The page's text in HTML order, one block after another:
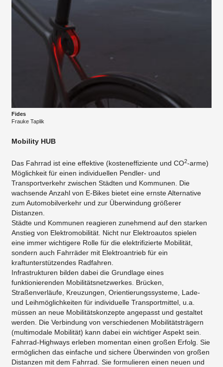
Fides
Frauke Taplik
Mobility HUB
Das Fahrrad ist eine effektive (kosteneffiziente und CO2-arme)
Möglichkeit für einen individuellen Pendler- und
Transportverkehr zwischen Städten und Kommunen. Die
wachsende Anzahl von E-Bikes bietet eine ernste Alternative
zum Automobilverkehr und zur Überwindung größerer
Distanzen.
Städte und Kommunen reagieren zunehmend auf den starken
Anstieg von Elektromobilität. Nicht nur Elektroautos spielen
eine immer wichtigere Rolle für die elektrifizierte Mobilität,
sondern auch Fahrräder mit Elektroantrieb für ein
kraftunterstützendes Radfahren.
Infrastrukturen bilden dabei die Grundlage eines
funktionierenden Mobilitätsnetzwerkes. Brücken,
Straßenverläufe, Kreuzungen, Orientierungssysteme, Lade-
und Leihmöglichkeiten für individuelle Transportmittel, u.a.
müssen an neue Mobilitätskonzepte angepasst und gestaltet
werden. Die Verbindung von verschiedenen Mobilitätsträgern
(multimodale Mobilität) kann dabei ein wichtiger Aspekt sein.
Fahrrad-Highways erleben momentan einen großen Erfolg. Sie
ermöglichen das einfache und sichere Überwinden von großen
Distanzen mit dem Fahrrad. Sie formulieren einen neuen und